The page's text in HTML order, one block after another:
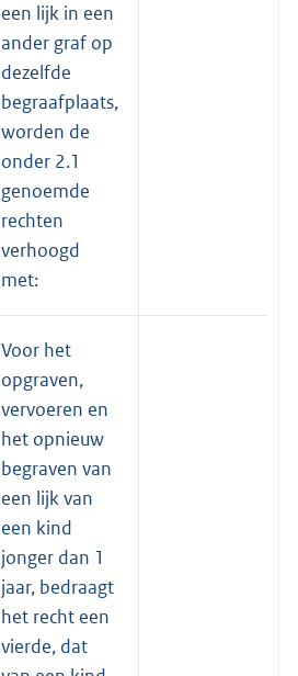
een lijk in een
ander graf op
dezelfde
begraafplaats,
worden de
onder 2.1
genoemde
rechten
verhoogd
met:
Voor het
opgraven,
vervoeren en
het opnieuw
begraven van
een lijk van
een kind
jonger dan 1
jaar, bedraagt
het recht een
vierde, dat